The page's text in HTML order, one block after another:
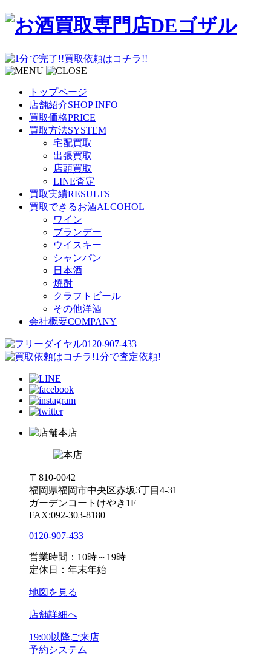
トップページ
店舗紹介SHOP INFO
買取価格PRICE
買取方法SYSTEM
宅配買取
出張買取
店頭買取
LINE査定
買取実績RESULTS
買取できるお酒ALCOHOL
ワイン
ブランデー
ウイスキー
シャンパン
日本酒
焼酎
クラフトビール
その他洋酒
会社概要COMPANY
本店
〒810-0042
福岡県福岡市中央区赤坂3丁目4-31
ガーデンコートけやき1F
FAX:092-303-8180
0120-907-433
営業時間：10時～19時
定休日：年末年始
地図を見る
店舗詳細へ
19:00以降ご来店
予約システム